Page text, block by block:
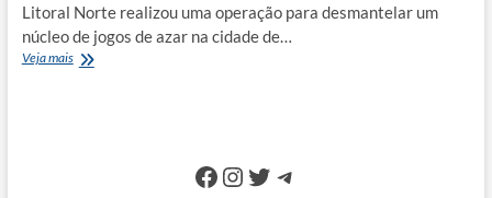
Litoral Norte realizou uma operação para desmantelar um
núcleo de jogos de azar na cidade de…
Veja maisDuas
Facebook
Instagram
Twitter
Telegram